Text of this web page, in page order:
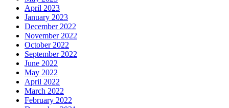
April 2023
January 2023
December 2022
November 2022
October 2022
September 2022
June 2022
May 2022
April 2022
March 2022
February 2022